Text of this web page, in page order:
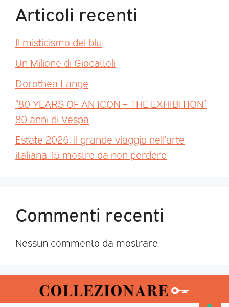
Articoli recenti
Il misticismo del blu
Un Milione di Giocattoli
Dorothea Lange
“80 YEARS OF AN ICON – THE EXHIBITION”
80 anni di Vespa
Estate 2026: il grande viaggio nell’arte
italiana. 15 mostre da non perdere
Commenti recenti
Nessun commento da mostrare.